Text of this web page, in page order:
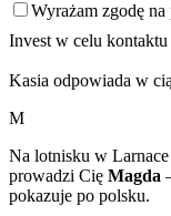
Wyrażam zgodę
Invest w celu
Kasia odpowiada w
M
Na lotnisku w
prowadzi Cię Magda
pokazuje po polsku.